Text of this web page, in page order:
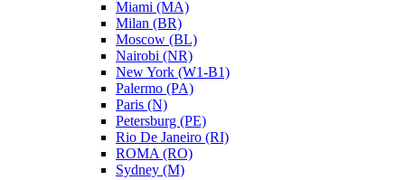
Miami (MA)
Milan (BR)
Moscow (BL)
Nairobi (NR)
New York (W1-B1)
Palermo (PA)
Paris (N)
Petersburg (PE)
Rio De Janeiro (RI)
ROMA (RO)
Sydney (M)